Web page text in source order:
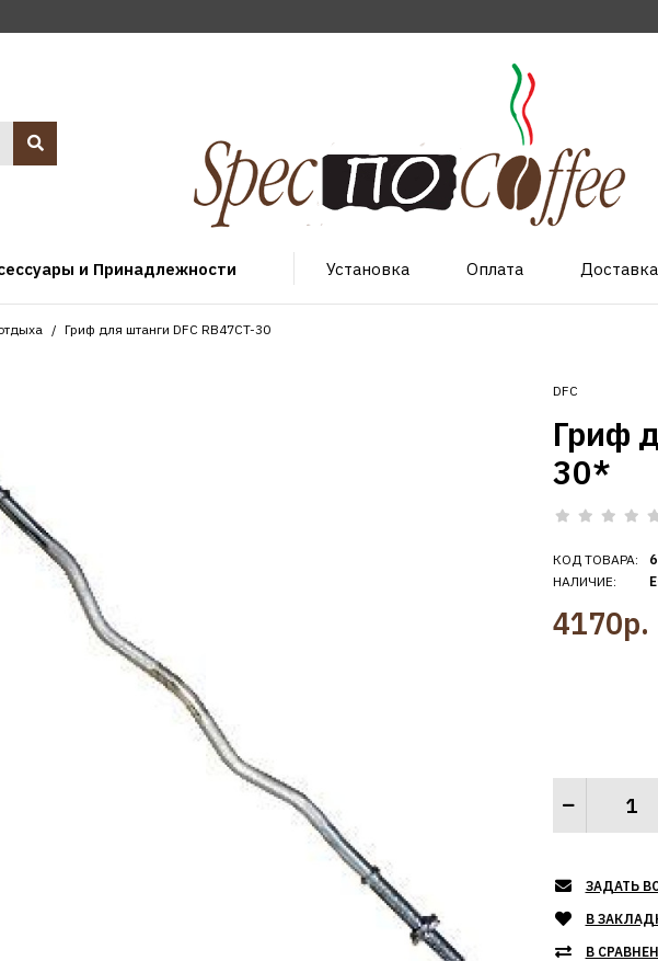
и Принадлежности Установка Оплата Доставка
Гриф для штанги DFC RB47CT-30
DFC
Гриф
30*
КОД ТОВАРА:
НАЛИЧИЕ:
4170р.
ЗАДАТЬ
В
В